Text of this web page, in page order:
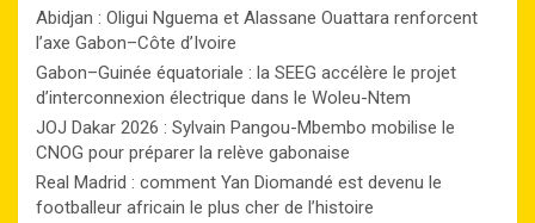
Abidjan : Oligui Nguema et Alassane Ouattara renforcent
l’axe Gabon–Côte d’Ivoire
Gabon–Guinée équatoriale : la SEEG accélère le projet
d’interconnexion électrique dans le Woleu-Ntem
JOJ Dakar 2026 : Sylvain Pangou-Mbembo mobilise le
CNOG pour préparer la relève gabonaise
Real Madrid : comment Yan Diomandé est devenu le
footballeur africain le plus cher de l’histoire